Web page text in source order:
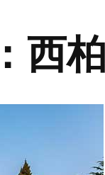
西